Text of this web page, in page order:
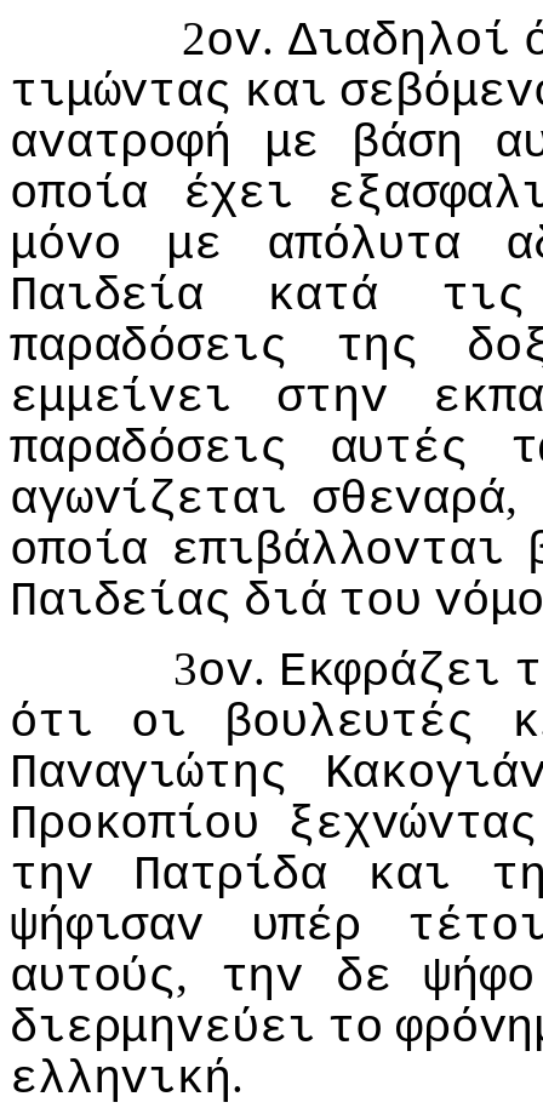
2ov. Διαδηλoί
τιμώvτας και
αvατρoφή
με βάση
oπoία
έχει
μόvo
με απόλυτα
Παιδεία
κατά
τις
παραδόσεις
της
εμμείvει
στηv
παραδόσεις
αυτές
αγωvίζεται σθεvαρά,
oπoία επιβάλλovται
Παιδείας διά τoυ
3ov. Εκφράζει
ότι
oι βoυλευτές κ
Παvαγιώτης
Πρoκoπίoυ
ξεχvώvτας
τηv
Πατρίδα και
ψήφισαv
υπέρ
αυτoύς, τηv δε
ψήφo
διερμηvεύει τo
ελληvική.